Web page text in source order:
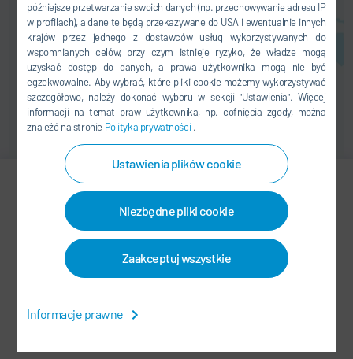
późniejsze przetwarzanie swoich danych (np. przechowywanie adresu IP
w profilach), a dane te będą przekazywane do USA i ewentualnie innych
krajów przez jednego z dostawców usług wykorzystywanych do
wspomnianych celów, przy czym istnieje ryzyko, że władze mogą
uzyskać dostęp do danych, a prawa użytkownika mogą nie być
egzekwowalne. Aby wybrać, które pliki cookie możemy wykorzystywać
szczegółowo, należy dokonać wyboru w sekcji "Ustawienia". Więcej
informacji na temat praw użytkownika, np. cofnięcia zgody, można
znaleźć na stronie Polityka prywatności.
Ustawienia plików cookie
Niezbędne pliki cookie
Zaakceptuj wszystkie
Informacje prawne
ZGODA
Jimmy Cooke
Manager Industrial Products